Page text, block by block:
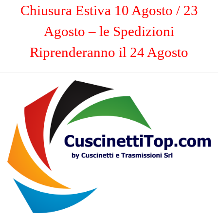
Chiusura Estiva 10 Agosto / 23
Agosto – le Spedizioni
Riprenderanno il 24 Agosto